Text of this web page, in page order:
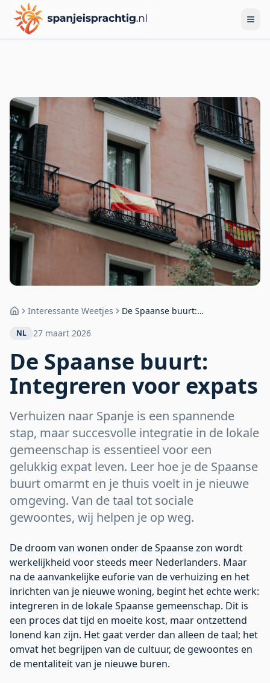
HomeInteressante Weetjes
De Spaanse buurt:
NL 27 maart 2026
De Spaanse buurt:
Integreren voor expats
Verhuizen naar Spanje is een spannende
stap, maar succesvolle integratie in de lokale
gemeenschap is essentieel voor een
gelukkig expat leven. Leer hoe je de Spaanse
buurt omarmt en je thuis voelt in je nieuwe
omgeving. Van de taal tot sociale
gewoontes, wij helpen je op weg.
De droom van wonen onder de Spaanse zon wordt
werkelijkheid voor steeds meer Nederlanders. Maar
na de aanvankelijke euforie van de verhuizing en het
inrichten van je nieuwe woning, begint het echte werk:
integreren in de lokale Spaanse gemeenschap. Dit is
een proces dat tijd en moeite kost, maar ontzettend
lonend kan zijn. Het gaat verder dan alleen de taal; het
omvat het begrijpen van de cultuur, de gewoontes en
de mentaliteit van je nieuwe buren.